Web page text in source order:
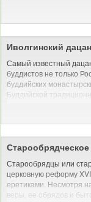
Иволгинский
Самый известный
буддистов не только
буддийских
Буддийской
Дацан носит
переводе с
основан в 1945 году.
антирелигиозной
единственным
Старообрядцы или
церковную реформу
еретиками. Несмотря
веры, ее обрядов и